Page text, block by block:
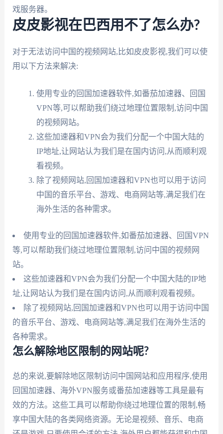
戏服务器。
皮皮影视在巴西用不了怎么办?
对于无法访问中国的视频网站,比如皮皮影视,我们可以使
用以下方法来解决:
使用专业的回国加速器软件,如番茄加速器、回国
VPN等,可以帮助我们绕过地理位置限制,访问中国
的视频网站。
这些加速器和VPN会为我们分配一个中国大陆的
IP地址,让网站认为我们是在国内访问,从而顺利观
看视频。
除了视频网站,回国加速器和VPN也可以用于访问
中国的音乐平台、游戏、电商网站等,满足我们在
海外生活的各种需求。
使用专业的回国加速器软件,如番茄加速器、回国VPN
等,可以帮助我们绕过地理位置限制,访问中国的视频网
站。
这些加速器和VPN会为我们分配一个中国大陆的IP地
址,让网站认为我们是在国内访问,从而顺利观看视频。
除了视频网站,回国加速器和VPN也可以用于访问中国
的音乐平台、游戏、电商网站等,满足我们在海外生活的
各种需求。
怎么解除地区限制的网站呢?
总的来说,要解除地区限制访问中国网站和应用程序,使用
回国加速器、海外VPN服务或番茄加速器等工具是最有
效的方法。这些工具可以帮助你绕过地理位置的限制,畅
享中国大陆的各类网络资源。无论是视频、音乐、电商